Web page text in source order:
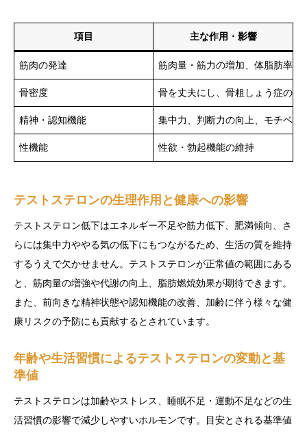
項目 主な作用・影響
筋肉の発達 筋肉量・筋力の増加、体脂肪率の
骨密度 骨を丈夫にし、骨粗しょう症の予
精神・認知機能 集中力、判断力の向上、モチベー
性機能 性欲・勃起機能の維持
テストステロンの生理作用と健康への影響
テストステロン低下はエネルギー不足や筋力低下、肥満傾向、さ
らには集中力ややる気の低下にもつながるため、生活の質を維持
するうえで欠かせません。テストステロンが正常値の範囲にある
と、筋肉量の増強や代謝の向上、脂肪燃焼効果が期待できます。
また、前向きな精神状態や認知機能の改善、加齢に伴う様々な健
康リスクの予防にも貢献するとされています。
年齢や生活習慣によるテストステロンの変動と基
準値
テストステロンは加齢やストレス、睡眠不足・運動不足などの生
活習慣の影響で減少しやすいホルモンです。目安とされる基準値